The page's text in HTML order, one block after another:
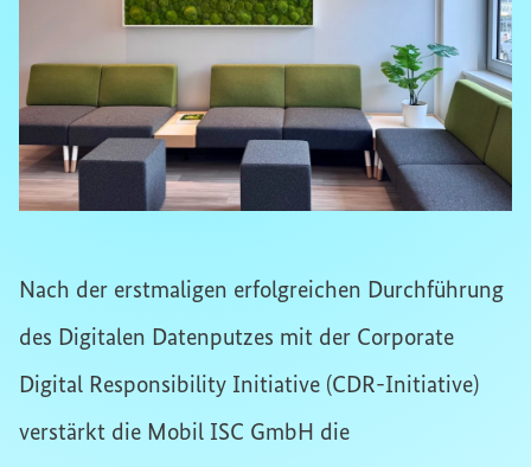
Nach der erstmaligen erfolgreichen Durchführung
des Digitalen Datenputzes mit der Corporate
Digital Responsibility Initiative (CDR-Initiative)
verstärkt die Mobil ISC GmbH die